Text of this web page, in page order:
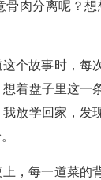
骨肉分离呢？
个故事时，每
着盘子里这一
放学回家，发
，每一道菜的